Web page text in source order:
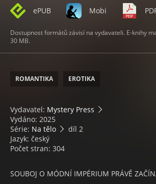
ePUB Mobi
Dostupnost formátů závisí na vydavateli. E-knihy
30 MB.
ROMANTIKA EROTIKA
Vydavatel: Mystery Press
Vydáno: 2025
Série: Na tělo
díl 2
Jazyk: český
Počet stran: 304
SOUBOJ O MÓDNÍ IMPÉRIUM PRÁVĚ